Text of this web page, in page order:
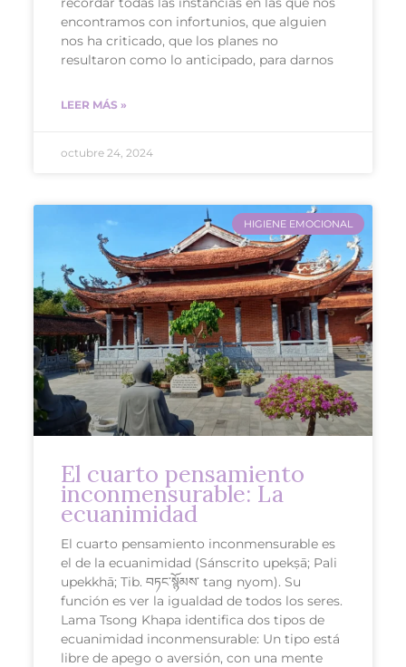
encontramos con infortunios, que alguien
nos ha criticado, que los planes no
resultaron como lo anticipado, para darnos
LEER MÁS »
octubre 24, 2024
HIGIENE EMOCIONAL
El cuarto pensamiento
inconmensurable: La
ecuanimidad
El cuarto pensamiento inconmensurable es
el de la ecuanimidad (Sánscrito upekṣā; Pali
upekkhā; Tib. བཏང་སྙོམས་ tang nyom). Su
función es ver la igualdad de todos los seres.
Lama Tsong Khapa identifica dos tipos de
ecuanimidad inconmensurable: Un tipo está
libre de apego o aversión, con una mente